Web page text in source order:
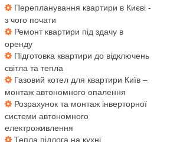
Перепланування квартири в Києві -
з чого почати
Ремонт квартири під здачу в
оренду
Підготовка квартири до відключень
світла та тепла
Газовий котел для квартири Київ –
монтаж автономного опалення
Розрахунок та монтаж інверторної
системи автономного
електроживлення
Тепла підлога на кухні